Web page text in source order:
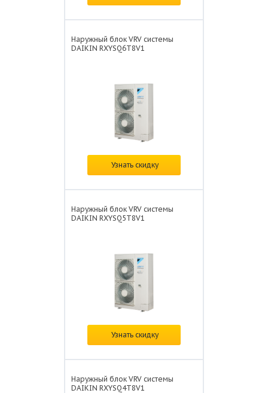
Наружный блок VRV системы
DAIKIN RXYSQ6T8V1
по запросу
Узнать скидку
Наружный блок VRV системы
DAIKIN RXYSQ5T8V1
по запросу
Узнать скидку
Наружный блок VRV системы
DAIKIN RXYSQ4T8V1